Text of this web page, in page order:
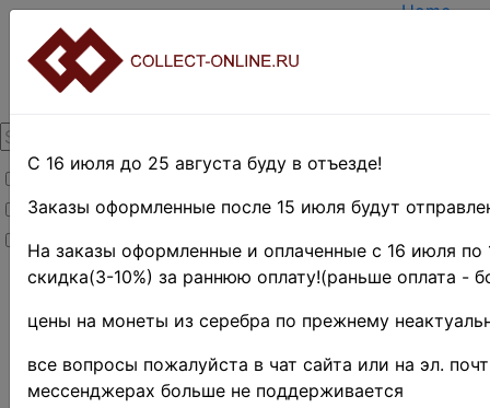
Товары со скидкой
Товары в наличии
Новинки
Home
TERMS
Home»
»Coins»
Иностранные
монеты»
AUSTRALIA,
С 16 июля до 25 августа буду в отъезде!
Заказы оформленные после 15 июля будут
На заказы оформленные и оплаченные с 16 июля по
скидка(3-10%) за раннюю оплату!(раньше оплата -
цены на монеты из серебра по прежнему
все вопросы пожалуйста в чат сайта или на эл.
мессенджерах больше не поддерживается